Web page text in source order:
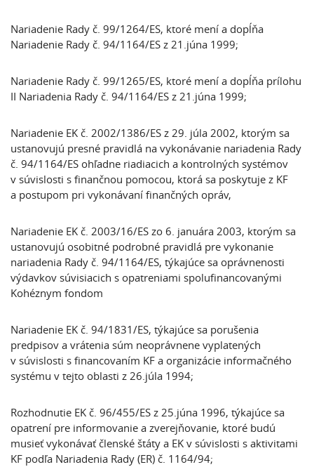
Nariadenie Rady č. 99/1264/ES, ktoré mení a dopĺňa
Nariadenie Rady č. 94/1164/ES z 21.júna 1999;
Nariadenie Rady č. 99/1265/ES, ktoré mení a dopĺňa prílohu
II Nariadenia Rady č. 94/1164/ES z 21.júna 1999;
Nariadenie EK č. 2002/1386/ES z 29. júla 2002, ktorým sa
ustanovujú presné pravidlá na vykonávanie nariadenia Rady
č. 94/1164/ES ohľadne riadiacich a kontrolných systémov
v súvislosti s finančnou pomocou, ktorá sa poskytuje z KF
a postupom pri vykonávaní finančných opráv,
Nariadenie EK č. 2003/16/ES zo 6. januára 2003, ktorým sa
ustanovujú osobitné podrobné pravidlá pre vykonanie
nariadenia Rady č. 94/1164/ES, týkajúce sa oprávnenosti
výdavkov súvisiacich s opatreniami spolufinancovanými
Kohéznym fondom
Nariadenie EK č. 94/1831/ES, týkajúce sa porušenia
predpisov a vrátenia súm neoprávnene vyplatených
v súvislosti s financovaním KF a organizácie informačného
systému v tejto oblasti z 26.júla 1994;
Rozhodnutie EK č. 96/455/ES z 25.júna 1996, týkajúce sa
opatrení pre informovanie a zverejňovanie, ktoré budú
musieť vykonávať členské štáty a EK v súvislosti s aktivitami
KF podľa Nariadenia Rady (ER) č. 1164/94;